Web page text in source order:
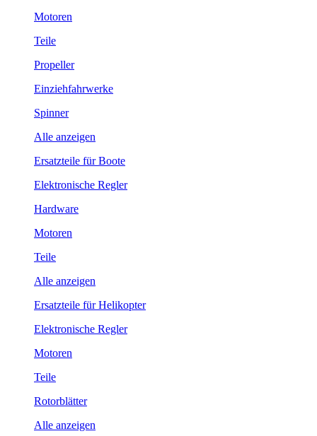
Motoren
Teile
Propeller
Einziehfahrwerke
Spinner
Alle anzeigen
Ersatzteile für Boote
Elektronische Regler
Hardware
Motoren
Teile
Alle anzeigen
Ersatzteile für Helikopter
Elektronische Regler
Motoren
Teile
Rotorblätter
Alle anzeigen